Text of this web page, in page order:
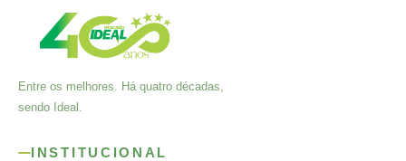
Entre os melhores. Há quatro décadas,
sendo Ideal.
INSTITUCIONAL